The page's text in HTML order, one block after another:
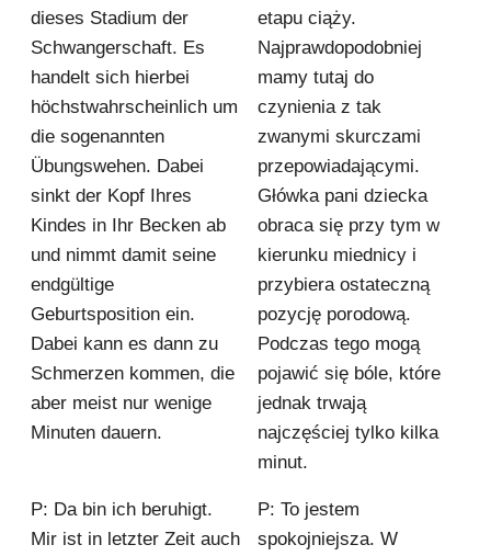
dieses Stadium der
Schwangerschaft. Es
handelt sich hierbei
höchstwahrscheinlich um
die sogenannten
Übungswehen. Dabei
sinkt der Kopf Ihres
Kindes in Ihr Becken ab
und nimmt damit seine
endgültige
Geburtsposition ein.
Dabei kann es dann zu
Schmerzen kommen, die
aber meist nur wenige
Minuten dauern.
etapu ciąży.
Najprawdopodobniej
mamy tutaj do
czynienia z tak
zwanymi skurczami
przepowiadającymi.
Główka pani dziecka
obraca się przy tym w
kierunku miednicy i
przybiera ostateczną
pozycję porodową.
Podczas tego mogą
pojawić się bóle, które
jednak trwają
najczęściej tylko kilka
minut.
P: Da bin ich beruhigt.
Mir ist in letzter Zeit auch
P: To jestem
spokojniejsza. W